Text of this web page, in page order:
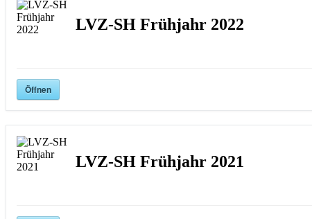
LVZ-SH Frühjahr 2022
Öffnen
LVZ-SH Frühjahr 2021